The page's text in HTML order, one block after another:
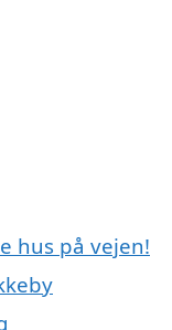
hus på vejen!